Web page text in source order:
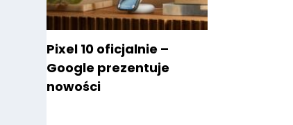
Pixel 10 oficjalnie –
Google prezentuje
nowości